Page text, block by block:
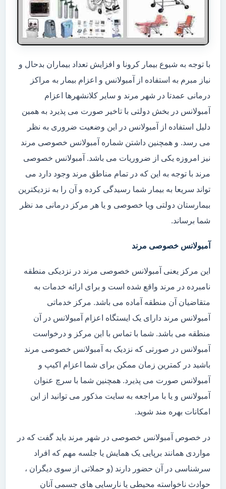
با توجه به شیوع بیمار کرونا و افزایش تعداد بیماران بدحال و
نیاز مبرم به استفاده از آمبولانس و اعزام بیمار به مراکز
درمانی عمدتا در شهر مرند و سایر کلانشهرها اعزام
آمبولانس در بخش دولتی با تاخیر صورت می پذیرد به همین
دلیل استفاده از آمبولانس در این وضعیت ضروری به نظر
می رسد. و همچنین داشتن شماره آمبولانس خصوصی مرند
نیز امروزه یکی از ضروریات می باشد. آمبولانس خصوصی
مرند با توجه به این که در تمام مناطق مرند وجود دارد می
تواند سریعا به بیمار شما رسیدگی کرده و آن را به نزدیکترین
بیمارستان دولتی ویا خصوصی و یا هر مرکز درمانی مد نظر
شما برساند.
آمبولانس خصوصی مرند
این مرکز یعنی آمبولانس خصوصی مرند در نزدیکی منطقه
نامبرده در مرند واقع شده است و برای ارائه خدمات به
متقاضیان آن منطقه آماده می باشد. مرکز خدماتی
آمبولانس مرند دارای یک ایستگاه اعزام آمبولانس در آن
منطقه می باشد. شما با تماس با این مرکز و درخواست
آمبولانس در صورتی که نزدیک به آمبولانس خصوصی مرند
باشید در کمترین زمان ممکن برای شما اعزام اکیپ و
آمبولانس صورت می پذیرد. همچنین شما با سرچ عنوان
آمبولانس و یا با مراجعه به سایت مذکور می توانید از این
امکانات بهره مند شوید.
در خصوص آمبولانس خصوصی در شهر مرند باید گفت که در
مواردی همانند برپایی یک همایش یا جلسه مهم که افراد
سرشناسی در آن حضور دارند (و حملاتی از سوی دیگران ،
حوادث ناخواسته محیطی یا نارسایی های جسمی آنان